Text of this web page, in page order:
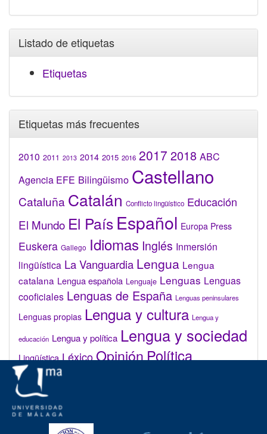
Listado de etiquetas
Etiquetas
Etiquetas más frecuentes
2010 2011 2013 2014 2015 2016 2017 2018 ABC
Agencia EFE Bilingüismo Castellano
Cataluña Catalán Conflicto lingüístico Educación
El Mundo El País Español Europa Press
Euskera Gallego Idiomas Inglés Inmersión
lingüística La Vanguardia Lengua Lengua
catalana Lengua española Lenguaje Lenguas Lenguas
cooficiales Lenguas de España Lenguas peninsulares
Lenguas propias Lengua y cultura Lengua y
educación Lengua y política Lengua y sociedad
Lingüística LéxicoOpiniónPolítica
lingüística
Valenciano